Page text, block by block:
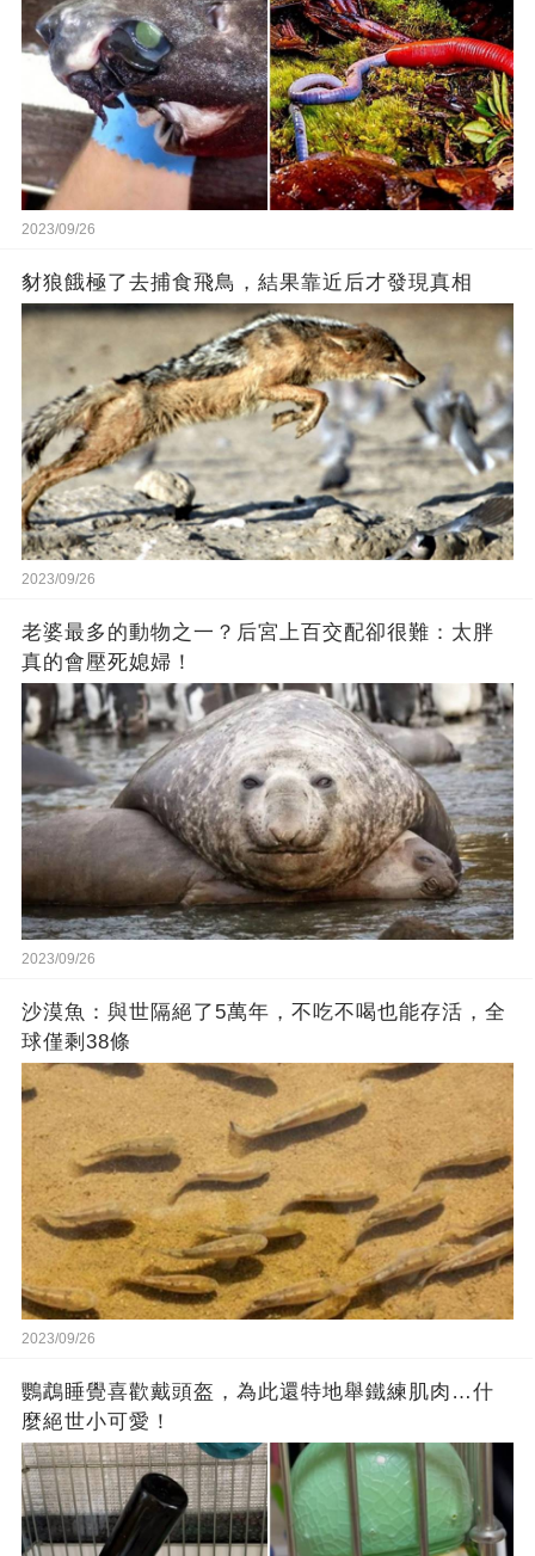
2023/09/26
豺狼餓極了去捕食飛鳥，結果靠近后才發現真相
2023/09/26
老婆最多的動物之一？后宮上百交配卻很難：太胖
真的會壓死媳婦！
2023/09/26
沙漠魚：與世隔絕了5萬年，不吃不喝也能存活，全
球僅剩38條
2023/09/26
鸚鵡睡覺喜歡戴頭盔，為此還特地舉鐵練肌肉…什
麼絕世小可愛！